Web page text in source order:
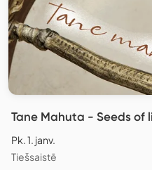
Tane Mahuta - Seeds of
Pk. 1. janv.
Tiešsaistē